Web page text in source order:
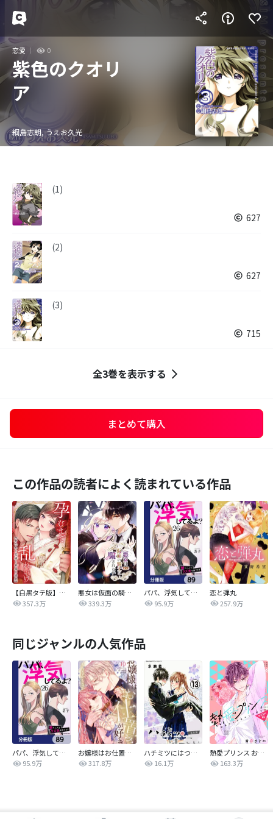
恋愛 0
紫色のクオリ
ア
綱島志朗, うえお久光
(1)
627
(2)
627
(3)
715
全3巻を表示する
まとめて購入
この作品の読者によく読まれている作品
【白黒タテ版】孕むまで乱れいけ～身代わり花嫁と軍服の猛愛
357.3万
悪女は仮面の騎士に騙されない
339.3万
パパ、浮気してるよ？娘と二人でクズ夫を捨てます【分冊版】
95.9万
恋と弾丸
257.9万
同じジャンルの人気作品
パパ、浮気してるよ？娘と二人でクズ夫を捨てます【分冊版】
95.9万
お嬢様はお仕置きが好き
317.8万
ハチミツにはつこい
16.1万
熱愛プリンス お兄ちゃんはキミが好き
163.3万